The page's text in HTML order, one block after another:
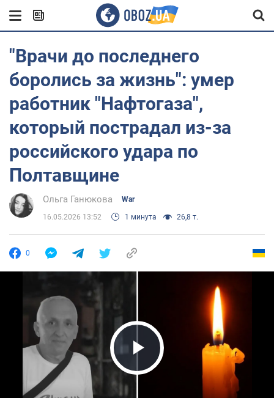
"Врачи до последнего
боролись за жизнь": умер
работник "Нафтогаза",
который пострадал из-за
российского удара по
Полтавщине
Ольга Ганюкова War
16.05.2026 13:52 1 минута 26,8 т.
0
Play Video